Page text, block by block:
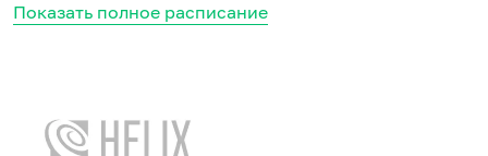
Показать полное расписание